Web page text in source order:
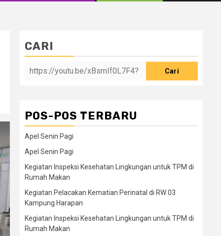
CARI
Cari
POS-POS TERBARU
Apel Senin Pagi
Apel Senin Pagi
Kegiatan Inspeksi Kesehatan Lingkungan untuk TPM di
Rumah Makan
Kegiatan Pelacakan Kematian Perinatal di RW 03
Kampung Harapan
Kegiatan Inspeksi Kesehatan Lingkungan untuk TPM di
Rumah Makan